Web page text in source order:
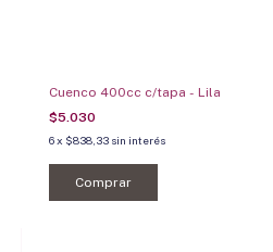
Cuenco 400cc c/tapa - Lila
$5.030
6 x $838,33 sin interés
Comprar